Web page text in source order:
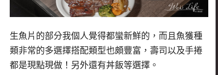
生魚片的部分我個人覺得都蠻新鮮的，而且魚獲種
類非常的多選擇搭配類型也頗豐富，壽司以及手捲
都是現點現做！另外還有丼飯等選擇。